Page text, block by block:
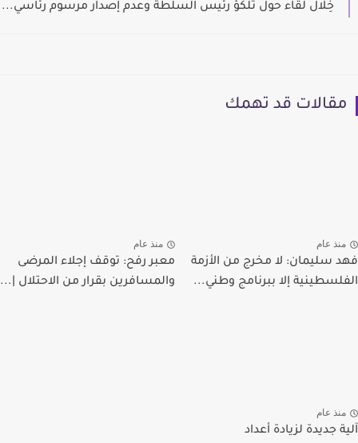
خِلال لقاء حول تلكؤ رئيس السلطة وعدم إصدار مرسوم رئاسي...
مقالات قد تهمك
منذ عام
فهد سليمان: لا مخرج من الأزمة
الفلسطينية إلا ببرنامج وطني...
منذ عام
معبر رفح: توقف إجلاء المرضى
والمسافرين بقرار من الاحتلال |...
منذ عام
آلية جديدة لزيادة أعداد